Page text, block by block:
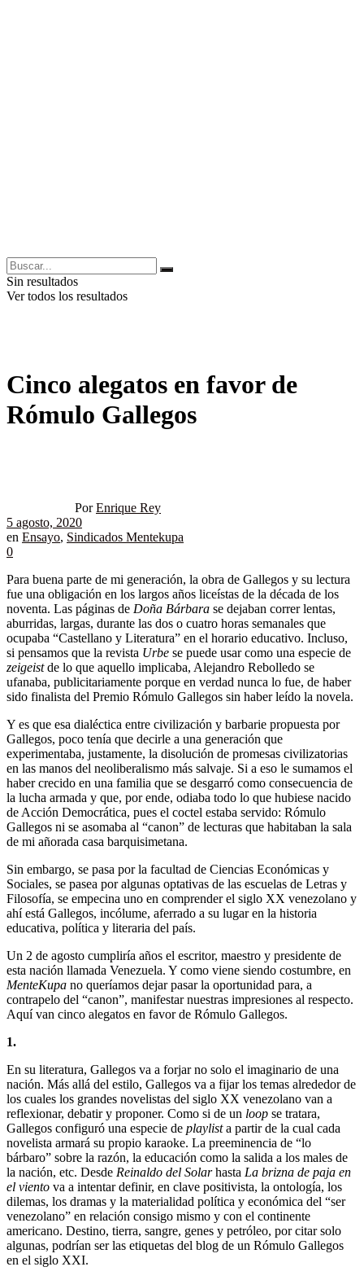
Sin resultados
Ver todos los resultados
Cinco alegatos en favor de
Rómulo Gallegos
Por Enrique Rey
5 agosto, 2020
en Ensayo, Sindicados Mentekupa
0
Para buena parte de mi generación, la obra de Gallegos y su lectura
fue una obligación en los largos años liceístas de la década de los
noventa. Las páginas de Doña Bárbara se dejaban correr lentas,
aburridas, largas, durante las dos o cuatro horas semanales que
ocupaba “Castellano y Literatura” en el horario educativo. Incluso,
si pensamos que la revista Urbe se puede usar como una especie de
zeigeistde lo que aquello implicaba, Alejandro Rebolledo se
ufanaba, publicitariamente porque en verdad nunca lo fue, de haber
sido finalista del Premio Rómulo Gallegos sin haber leído la novela.
Y es que esa dialéctica entre civilización y barbarie propuesta por
Gallegos, poco tenía que decirle a una generación que
experimentaba, justamente, la disolución de promesas civilizatorias
en las manos del neoliberalismo más salvaje. Si a eso le sumamos el
haber crecido en una familia que se desgarró como consecuencia de
la lucha armada y que, por ende, odiaba todo lo que hubiese nacido
de Acción Democrática, pues el coctel estaba servido: Rómulo
Gallegos ni se asomaba al “canon” de lecturas que habitaban la sala
de mi añorada casa barquisimetana.
Sin embargo, se pasa por la facultad de Ciencias Económicas y
Sociales, se pasea por algunas optativas de las escuelas de Letras y
Filosofía, se empecina uno en comprender el siglo XX venezolano y
ahí está Gallegos, incólume, aferrado a su lugar en la historia
educativa, política y literaria del país.
Un 2 de agosto cumpliría años el escritor, maestro y presidente de
esta nación llamada Venezuela. Y como viene siendo costumbre, en
MenteKupa no queríamos dejar pasar la oportunidad para, a
contrapelo del “canon”, manifestar nuestras impresiones al respecto.
Aquí van cinco alegatos en favor de Rómulo Gallegos.
1.
En su literatura, Gallegos va a forjar no solo el imaginario de una
nación. Más allá del estilo, Gallegos va a fijar los temas alrededor de
los cuales los grandes novelistas del siglo XX venezolano van a
reflexionar, debatir y proponer. Como si de un loop se tratara,
Gallegos configuró una especie de playlista partir de la cual cada
novelista armará su propio karaoke. La preeminencia de “lo
bárbaro” sobre la razón, la educación como la salida a los males de
la nación, etc. Desde Reinaldo del Solarhasta La brizna de paja en
el viento va a intentar definir, en clave positivista, la ontología, los
dilemas, los dramas y la materialidad política y económica del “ser
venezolano” en relación consigo mismo y con el continente
americano. Destino, tierra, sangre, genes y petróleo, por citar solo
algunas, podrían ser las etiquetas del blog de un Rómulo Gallegos
en el siglo XXI.